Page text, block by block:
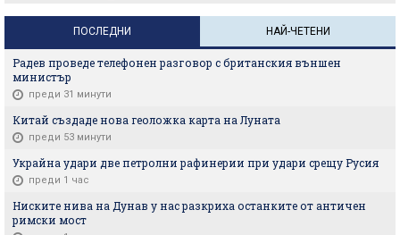
ПОСЛЕДНИ НАЙ-ЧЕТЕНИ
Радев проведе телефонен разговор с британския външен
министър
преди 31 минути
Китай създаде нова геоложка карта на Луната
преди 53 минути
Украйна удари две петролни рафинерии при удари срещу Русия
преди 1 час
Ниските нива на Дунав у нас разкриха останките от античен
римски мост